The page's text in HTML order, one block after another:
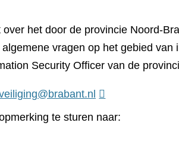
het door de provincie Noord-
vragen op het gebied van
Security Officer van de
te sturen naar: